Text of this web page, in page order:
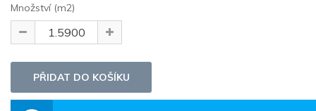
Množství (m2)